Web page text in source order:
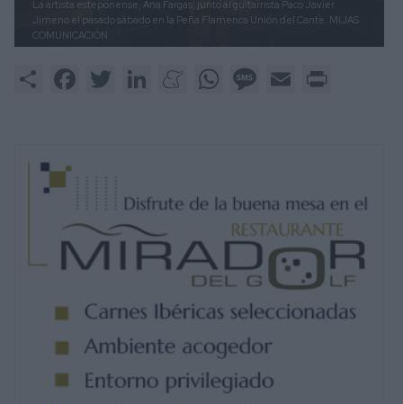
La artista esteponense, Ana Fargas, junto al guitarrista Paco Javier
Jimeno el pasado sábado en la Peña Flamenca Unión del Cante. MIJAS
COMUNICACIÓN
Share FacebookTwitter LinkedInMeneameWhatsAppMessage
Email